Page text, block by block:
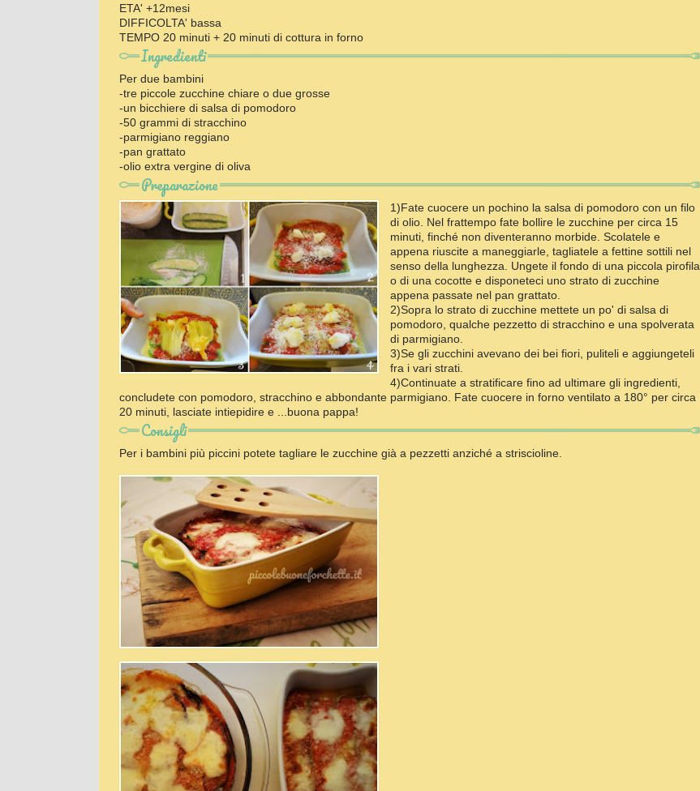
ETA' +12mesi
DIFFICOLTA' bassa
TEMPO 20 minuti + 20 minuti di cottura in forno
Ingredienti
Per due bambini
-tre piccole zucchine chiare o due grosse
-un bicchiere di salsa di pomodoro
-50 grammi di stracchino
-parmigiano reggiano
-pan grattato
-olio extra vergine di oliva
Preparazione
1)Fate cuocere un pochino la salsa di pomodoro con un filo
di olio. Nel frattempo fate bollire le zucchine per circa 15
minuti, finché non diventeranno morbide. Scolatele e
appena riuscite a maneggiarle, tagliatele a fettine sottili nel
senso della lunghezza. Ungete il fondo di una piccola pirofila
o di una cocotte e disponeteci uno strato di zucchine
appena passate nel pan grattato.
2)Sopra lo strato di zucchine mettete un po' di salsa di
pomodoro, qualche pezzetto di stracchino e una spolverata
di parmigiano.
3)Se gli zucchini avevano dei bei fiori, puliteli e aggiungeteli
fra i vari strati.
4)Continuate a stratificare fino ad ultimare gli ingredienti,
concludete con pomodoro, stracchino e abbondante parmigiano. Fate cuocere in forno ventilato a 180° per circa
20 minuti, lasciate intiepidire e ...buona pappa!
Consigli
Per i bambini più piccini potete tagliare le zucchine già a pezzetti anziché a striscioline.